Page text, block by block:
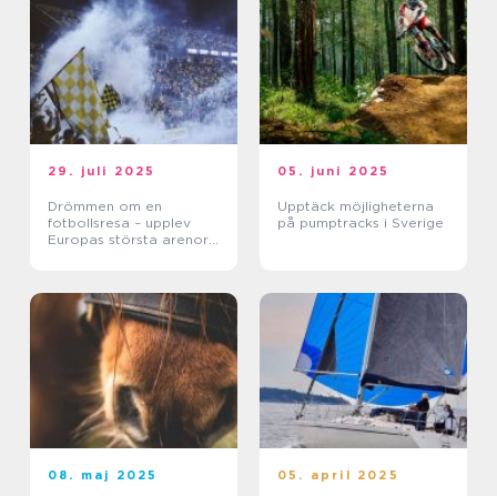
29. juli 2025
Drömmen om en
fotbollsresa – upplev
Europas största arenor
05. juni 2025
Upptäck möjligheterna
på pumptracks i Sverige
08. maj 2025 05. april 2025